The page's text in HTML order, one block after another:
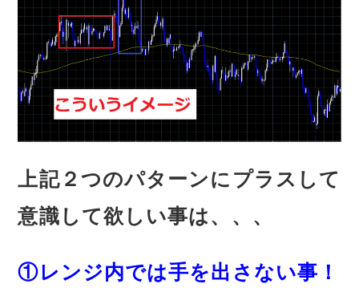
上記２つのパターンにプラスして
意識して欲しい事は、、、
①レンジ内では手を出さない事！